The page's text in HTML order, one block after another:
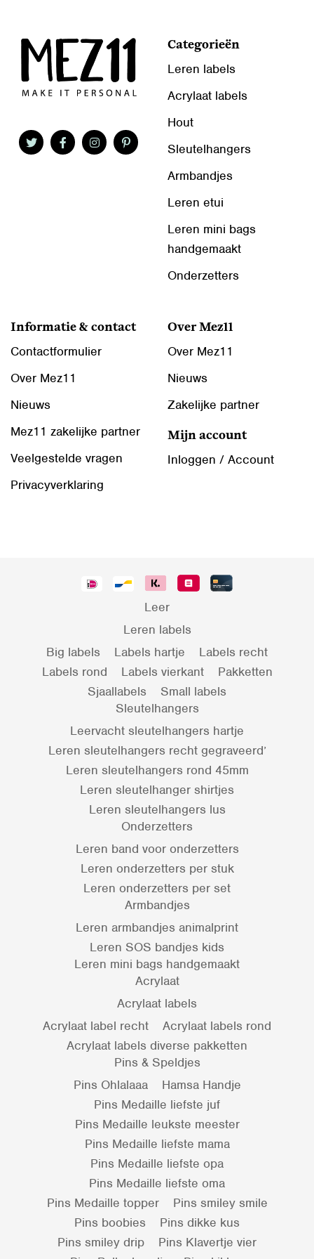
Categorieën
Leren labels
Acrylaat labels
Hout
Sleutelhangers
Armbandjes
Leren etui
Leren mini bags
handgemaakt
Onderzetters
Informatie & contact
Contactformulier
Over Mez11
Nieuws
Mez11 zakelijke partner
Veelgestelde vragen
Privacyverklaring
Over Mez11
Over Mez11
Nieuws
Zakelijke partner
Mijn account
Inloggen / Account
Leer
Leren labels
Big labels
Labels hartje
Labels recht
Labels rond
Labels vierkant
Pakketten
Sjaallabels
Small labels
Sleutelhangers
Leervacht sleutelhangers hartje
Leren sleutelhangers recht gegraveerd’
Leren sleutelhangers rond 45mm
Leren sleutelhanger shirtjes
Leren sleutelhangers lus
Onderzetters
Leren band voor onderzetters
Leren onderzetters per stuk
Leren onderzetters per set
Armbandjes
Leren armbandjes animalprint
Leren SOS bandjes kids
Leren mini bags handgemaakt
Acrylaat
Acrylaat labels
Acrylaat label recht
Acrylaat labels rond
Acrylaat labels diverse pakketten
Pins & Speldjes
Pins Ohlalaaa
Hamsa Handje
Pins Medaille liefste juf
Pins Medaille leukste meester
Pins Medaille liefste mama
Pins Medaille liefste opa
Pins Medaille liefste oma
Pins Medaille topper
Pins smiley smile
Pins boobies
Pins dikke kus
Pins smiley drip
Pins Klavertje vier